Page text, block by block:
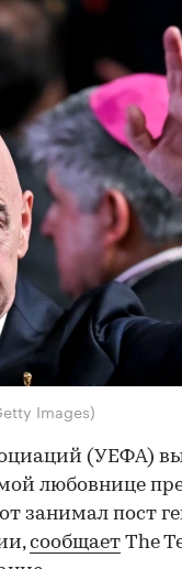
Images)
(УЕФА)
любовнице
занимал пост
сообщает The